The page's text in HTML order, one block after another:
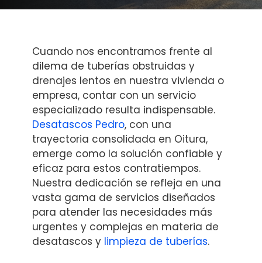
Cuando nos encontramos frente al
dilema de tuberías obstruidas y
drenajes lentos en nuestra vivienda o
empresa, contar con un servicio
especializado resulta indispensable.
Desatascos Pedro, con una
trayectoria consolidada en Oitura,
emerge como la solución confiable y
eficaz para estos contratiempos.
Nuestra dedicación se refleja en una
vasta gama de servicios diseñados
para atender las necesidades más
urgentes y complejas en materia de
desatascos y limpieza de tuberías.